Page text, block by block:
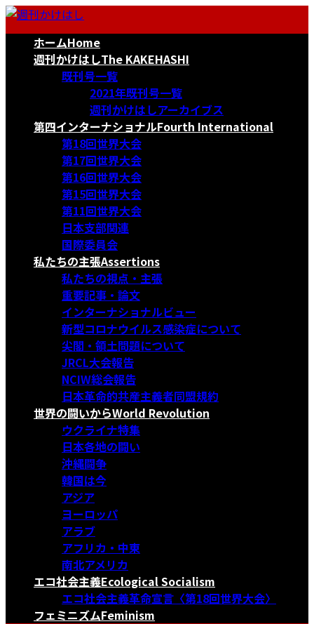
コ
ナ
ホームHome
週刊かけはしThe KAKEHASHI
既刊号一覧
2021年既刊号一覧
週刊かけはしアーカイブス
第四インターナショナルFourth International
第18回世界大会
第17回世界大会
第16回世界大会
第15回世界大会
第11回世界大会
日本支部関連
国際委員会
私たちの主張Assertions
私たちの視点・主張
重要記事・論文
インターナショナルビュー
新型コロナウイルス感染症について
尖閣・領土問題について
JRCL大会報告
NCIW総会報告
日本革命的共産主義者同盟規約
世界の闘いからWorld Revolution
ウクライナ特集
日本各地の闘い
沖縄闘争
韓国は今
アジア
ヨーロッパ
アラブ
アフリカ・中東
南北アメリカ
エコ社会主義Ecological Socialism
エコ社会主義革命宣言〈第18回世界大会〉
フェミニズムFeminism